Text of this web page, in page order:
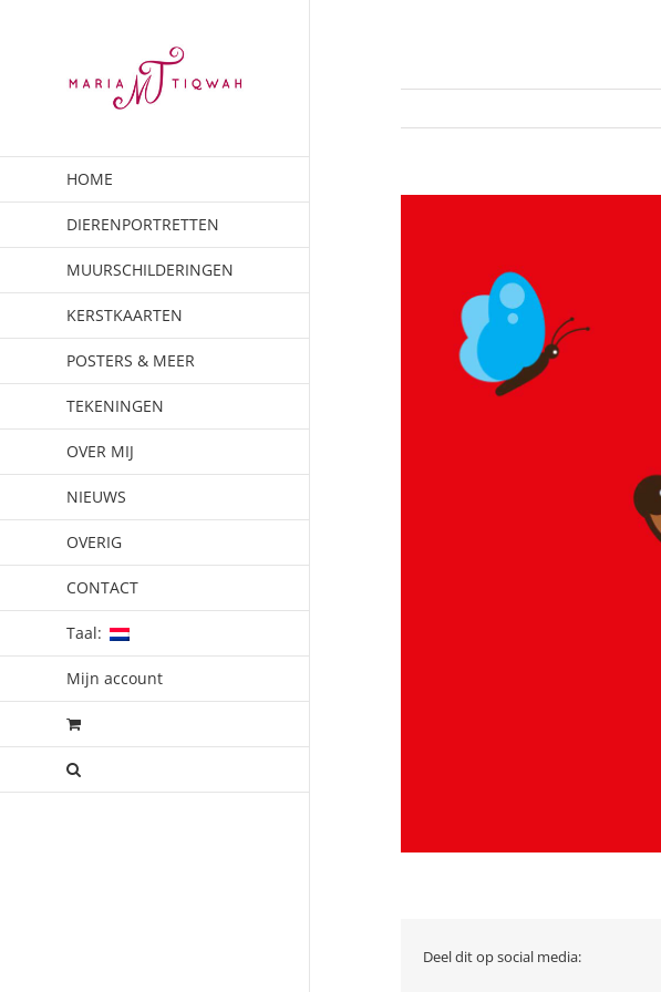
HOME
DIERENPORTRETTEN
MUURSCHILDERINGEN
KERSTKAARTEN
POSTERS & MEER
TEKENINGEN
OVER MIJ
NIEUWS
OVERIG
CONTACT
Taal:
Mijn account
Deel dit op social media: